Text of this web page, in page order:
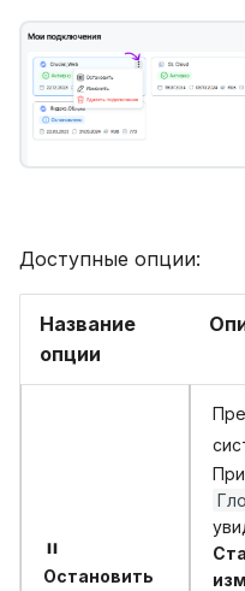
Доступные опции:
Название
опции
Остановить